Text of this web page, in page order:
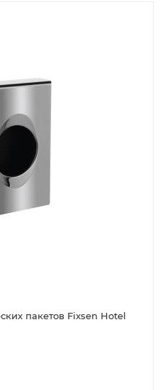
пакетов Fixsen Hotel